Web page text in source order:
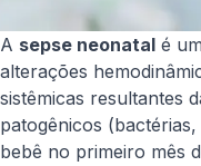
A sepse neonatal é
alterações
sistêmicas resultantes
patogênicos
bebê no primeiro mês